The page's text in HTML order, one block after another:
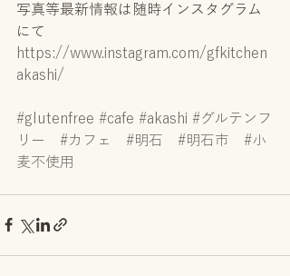
写真等最新情報は随時インスタグラム
にて
https://www.instagram.com/gfkitchen
akashi/
#glutenfree #cafe #akashi #グルテンフ
リー
#カフェ #明石 #明石市
#小
麦不使用